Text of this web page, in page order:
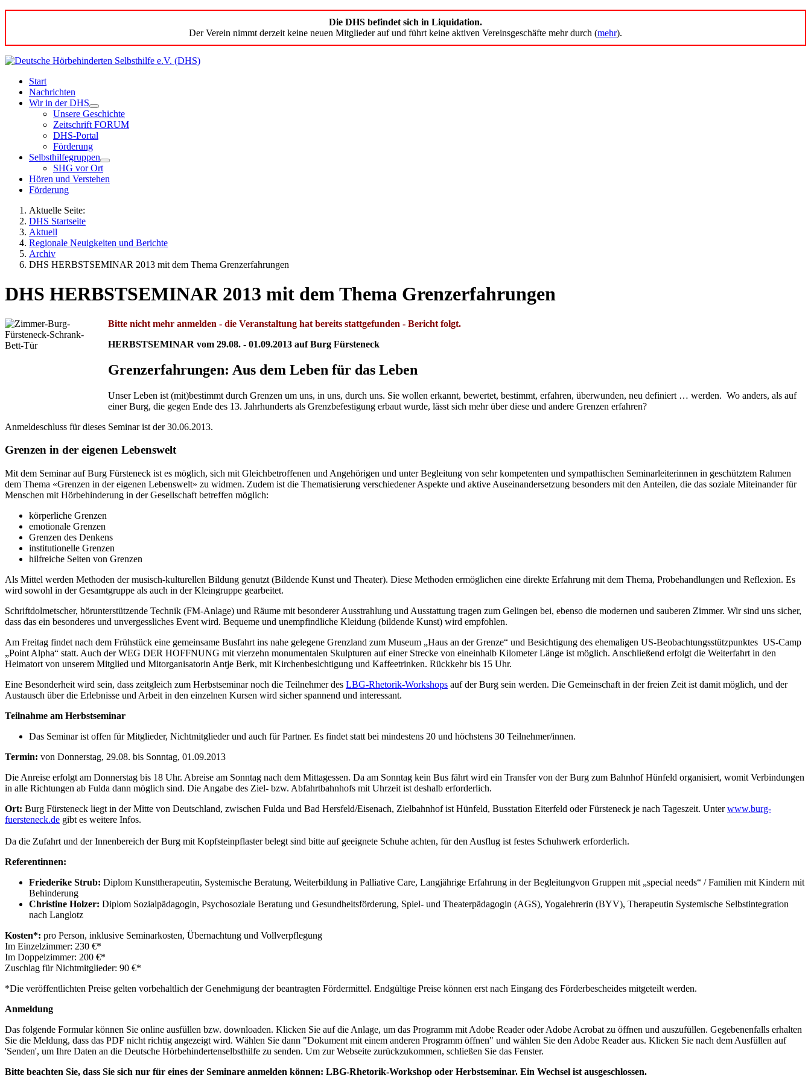
Die DHS befindet sich in Liquidation.
Der Verein nimmt derzeit keine neuen Mitglieder auf und führt keine aktiven Vereinsgeschäfte mehr durch (mehr).
Start
Nachrichten
Wir in der DHS
Unsere Geschichte
Zeitschrift FORUM
DHS-Portal
Förderung
Selbsthilfegruppen
SHG vor Ort
Hören und Verstehen
Förderung
Aktuelle Seite:
DHS Startseite
Aktuell
Regionale Neuigkeiten und Berichte
Archiv
DHS HERBSTSEMINAR 2013 mit dem Thema Grenzerfahrungen
DHS HERBSTSEMINAR 2013 mit dem Thema Grenzerfahrungen
Bitte nicht mehr anmelden - die Veranstaltung hat bereits stattgefunden - Bericht folgt.
HERBSTSEMINAR vom 29.08. - 01.09.2013 auf Burg Fürsteneck
Grenzerfahrungen: Aus dem Leben für das Leben
Unser Leben ist (mit)bestimmt durch Grenzen um uns, in uns, durch uns. Sie wollen erkannt, bewertet, bestimmt, erfahren, überwunden, neu definiert … werden. Wo anders, als auf
einer Burg, die gegen Ende des 13. Jahrhunderts als Grenzbefestigung erbaut wurde, lässt sich mehr über diese und andere Grenzen erfahren?
Anmeldeschluss für dieses Seminar ist der 30.06.2013.
Grenzen in der eigenen Lebenswelt
Mit dem Seminar auf Burg Fürsteneck ist es möglich, sich mit Gleichbetroffenen und Angehörigen und unter Begleitung von sehr kompetenten und sympathischen Seminarleiterinnen in geschütztem Rahmen
dem Thema «Grenzen in der eigenen Lebenswelt» zu widmen. Zudem ist die Thematisierung verschiedener Aspekte und aktive Auseinandersetzung besonders mit den Anteilen, die das soziale Miteinander für
Menschen mit Hörbehinderung in der Gesellschaft betreffen möglich:
körperliche Grenzen
emotionale Grenzen
Grenzen des Denkens
institutionelle Grenzen
hilfreiche Seiten von Grenzen
Als Mittel werden Methoden der musisch-kulturellen Bildung genutzt (Bildende Kunst und Theater). Diese Methoden ermöglichen eine direkte Erfahrung mit dem Thema, Probehandlungen und Reflexion. Es
wird sowohl in der Gesamtgruppe als auch in der Kleingruppe gearbeitet.
Schriftdolmetscher, hörunterstützende Technik (FM-Anlage) und Räume mit besonderer Ausstrahlung und Ausstattung tragen zum Gelingen bei, ebenso die modernen und sauberen Zimmer. Wir sind uns sicher,
dass das ein besonderes und unvergessliches Event wird. Bequeme und unempfindliche Kleidung (bildende Kunst) wird empfohlen.
Am Freitag findet nach dem Frühstück eine gemeinsame Busfahrt ins nahe gelegene Grenzland zum Museum „Haus an der Grenze“ und Besichtigung des ehemaligen US-Beobachtungsstützpunktes US-Camp
„Point Alpha“ statt. Auch der WEG DER HOFFNUNG mit vierzehn monumentalen Skulpturen auf einer Strecke von eineinhalb Kilometer Länge ist möglich. Anschließend erfolgt die Weiterfahrt in den
Heimatort von unserem Mitglied und Mitorganisatorin Antje Berk, mit Kirchenbesichtigung und Kaffeetrinken. Rückkehr bis 15 Uhr.
Eine Besonderheit wird sein, dass zeitgleich zum Herbstseminar noch die Teilnehmer des LBG-Rhetorik-Workshops auf der Burg sein werden. Die Gemeinschaft in der freien Zeit ist damit möglich, und der
Austausch über die Erlebnisse und Arbeit in den einzelnen Kursen wird sicher spannend und interessant.
Teilnahme am Herbstseminar
Das Seminar ist offen für Mitglieder, Nichtmitglieder und auch für Partner. Es findet statt bei mindestens 20 und höchstens 30 Teilnehmer/innen.
Termin: von Donnerstag, 29.08. bis Sonntag, 01.09.2013
Die Anreise erfolgt am Donnerstag bis 18 Uhr. Abreise am Sonntag nach dem Mittagessen. Da am Sonntag kein Bus fährt wird ein Transfer von der Burg zum Bahnhof Hünfeld organisiert, womit Verbindungen
in alle Richtungen ab Fulda dann möglich sind. Die Angabe des Ziel- bzw. Abfahrtbahnhofs mit Uhrzeit ist deshalb erforderlich.
Ort: Burg Fürsteneck liegt in der Mitte von Deutschland, zwischen Fulda und Bad Hersfeld/Eisenach, Zielbahnhof ist Hünfeld, Busstation Eiterfeld oder Fürsteneck je nach Tageszeit. Unterwww.burg-
fuersteneck.de gibt es weitere Infos.
Da die Zufahrt und der Innenbereich der Burg mit Kopfsteinpflaster belegt sind bitte auf geeignete Schuhe achten, für den Ausflug ist festes Schuhwerk erforderlich.
Referentinnen:
Friederike Strub: Diplom Kunsttherapeutin, Systemische Beratung, Weiterbildung in Palliative Care, Langjährige Erfahrung in der Begleitungvon Gruppen mit „special needs“ / Familien mit Kindern mit
Behinderung
Christine Holzer: Diplom Sozialpädagogin, Psychosoziale Beratung und Gesundheitsförderung, Spiel- und Theaterpädagogin (AGS), Yogalehrerin (BYV), Therapeutin Systemische Selbstintegration
nach Langlotz
Kosten*: pro Person, inklusive Seminarkosten, Übernachtung und Vollverpflegung
Im Einzelzimmer: 230 €*
Im Doppelzimmer: 200 €*
Zuschlag für Nichtmitglieder: 90 €*
*Die veröffentlichten Preise gelten vorbehaltlich der Genehmigung der beantragten Fördermittel. Endgültige Preise können erst nach Eingang des Förderbescheides mitgeteilt werden.
Anmeldung
Das folgende Formular können Sie online ausfüllen bzw. downloaden. Klicken Sie auf die Anlage, um das Programm mit Adobe Reader oder Adobe Acrobat zu öffnen und auszufüllen. Gegebenenfalls erhalten
Sie die Meldung, dass das PDF nicht richtig angezeigt wird. Wählen Sie dann "Dokument mit einem anderen Programm öffnen" und wählen Sie den Adobe Reader aus. Klicken Sie nach dem Ausfüllen auf
'Senden', um Ihre Daten an die Deutsche Hörbehindertenselbsthilfe zu senden. Um zur Webseite zurückzukommen, schließen Sie das Fenster.
Bitte beachten Sie, dass Sie sich nur für eines der Seminare anmelden können: LBG-Rhetorik-Workshop oder Herbstseminar. Ein Wechsel ist ausgeschlossen.